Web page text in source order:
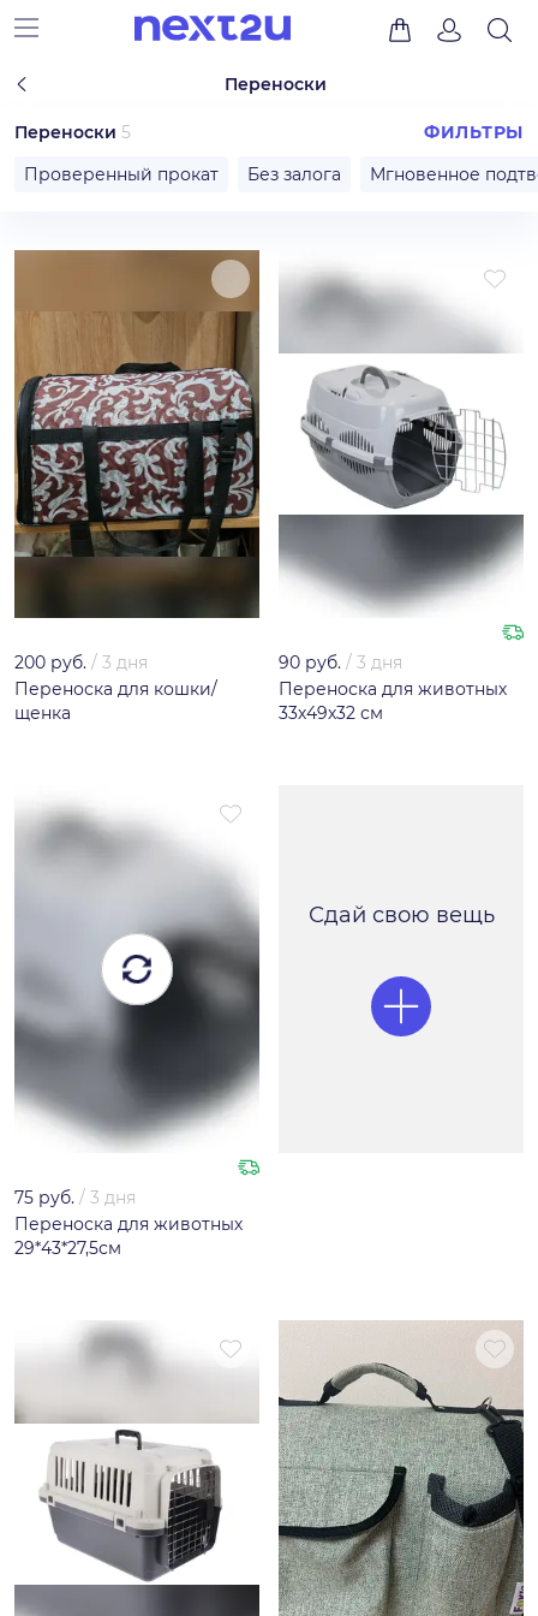
Переноски
Переноски 5
ФИЛЬТРЫ
Проверенный прокат
Без залога Мгновенное
200 руб. / 3 дня
Переноска для кошки/
щенка
90 руб. / 3 дня
Переноска для животных
33х49х32 см
75 руб. / 3 дня
Переноска для животных
29*43*27,5см
Сдай свою вещь